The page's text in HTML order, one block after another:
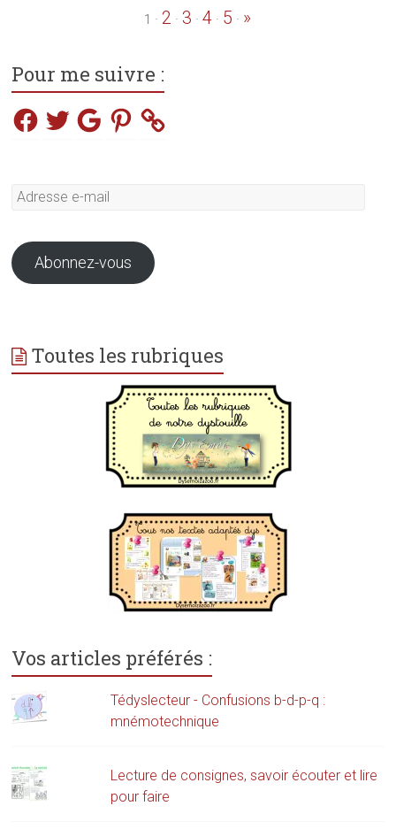
1 · 2 ·3 ·4 · 5 · »
Pour me suivre :
Facebook
TwitterGooglePinterest
Adresse
Abonnez-vous
Toutes les rubriques
Vos articles préférés :
Tédyslecteur - Confusions b-d-p-q :
mnémotechnique
Lecture de consignes, savoir écouter et lire
pour faire